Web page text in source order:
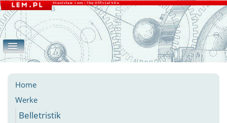
Belletristik
Home
Werke
Belletristik